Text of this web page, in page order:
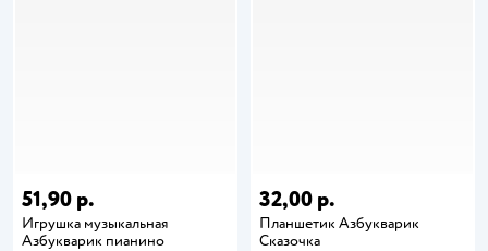
51,90 р.
Игрушка музыкальная
Азбукварик пианино
32,00 р.
Планшетик Азбукварик
Сказочка